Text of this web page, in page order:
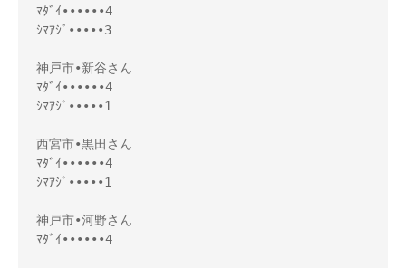
ﾏﾀﾞｲ••••••4
ｼﾏｱｼﾞ•••••3
神戸市•新谷さん
ﾏﾀﾞｲ••••••4
ｼﾏｱｼﾞ•••••1
西宮市•黒田さん
ﾏﾀﾞｲ••••••4
ｼﾏｱｼﾞ•••••1
神戸市•河野さん
ﾏﾀﾞｲ••••••4